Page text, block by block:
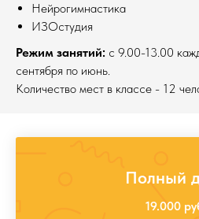
Нейрогимнастика
ИЗОстудия
Режим занятий: с 9.00-13.00
сентября по июнь.
Количество мест в классе - 12
Полный
19.000